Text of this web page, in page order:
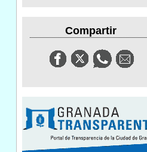
Compartir